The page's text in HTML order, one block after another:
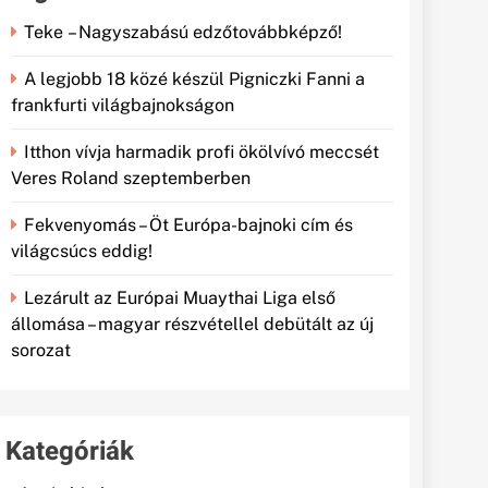
Teke – Nagyszabású edzőtovábbképző!
A legjobb 18 közé készül Pigniczki Fanni a
frankfurti világbajnokságon
Itthon vívja harmadik profi ökölvívó meccsét
Veres Roland szeptemberben
Fekvenyomás – Öt Európa-bajnoki cím és
világcsúcs eddig!
Lezárult az Európai Muaythai Liga első
állomása – magyar részvétellel debütált az új
sorozat
Kategóriák